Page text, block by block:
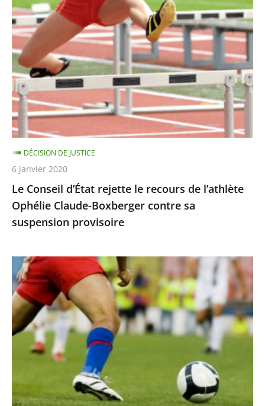
Conseil
d’État
rejette
le
recours
de
l’athlète
Ophélie
Claude-
Boxberger
contre
sa
suspension
provisoire
Le Conseil d’État rejette le recours de l’athlète
Ophélie Claude-Boxberger contre sa
suspension provisoire
DÉCISION DE JUSTICE
6 janvier 2020
BFM
TV
n’était
pas
autorisée
retransmettre
la
finale